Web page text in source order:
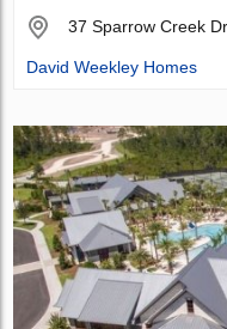
37 Sparrow Creek
David Weekley Homes